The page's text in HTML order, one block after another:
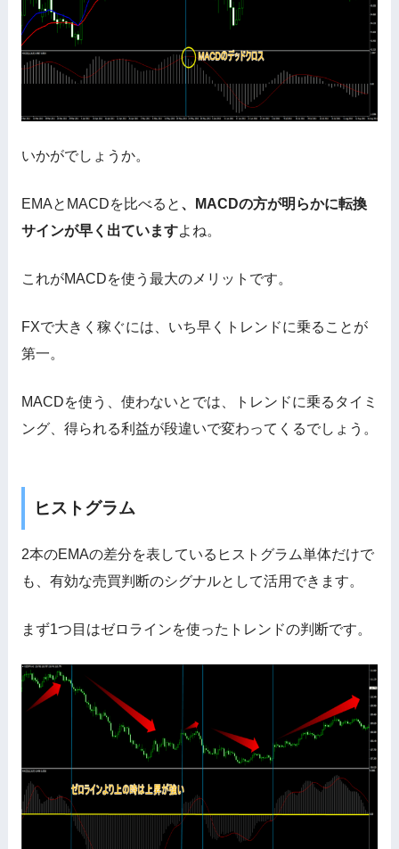
いかがでしょうか。
EMAとMACDを比べると 、MACDの方が明らかに転換
サインが早く出ていますよね。
これがMACDを使う最大のメリットです。
FXで大きく稼ぐには、いち早くトレンドに乗ることが
第一。
MACDを使う、使わないとでは、トレンドに乗るタイミ
ング、得られる利益が段違いで変わってくるでしょう。
ヒストグラム
2本のEMAの差分を表しているヒストグラム単体だけで
も、有効な売買判断のシグナルとして活用できます。
まず1つ目はゼロラインを使ったトレンドの判断です。